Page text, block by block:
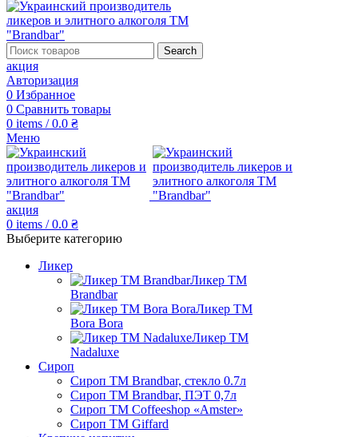
Search
акция
Авторизация
0 Избранное
0 Сравнить товары
0 items / 0.0 ₴
Меню
акция
0 items / 0.0 ₴
Выберите категорию
Ликер
Ликер ТМ
Brandbar
Ликер ТМ
Bora Bora
Ликер ТМ
Nadaluxe
Сироп
Сироп TM Brandbar, стекло 0.7л
Сироп TM Brandbar, ПЭТ 0,7л
Сироп TM Coffeeshop «Amster»
Сироп TM Giffard